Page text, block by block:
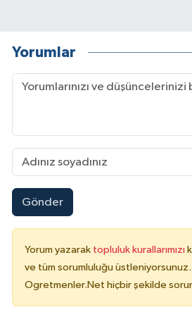
Yorumlar
Gönder
Yorum yazarak topluluk kurallarımızı
ve tüm sorumluluğu üstleniyorsunuz.
Ogretmenler.Net hiçbir şekilde